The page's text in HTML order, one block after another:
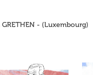
GRETHEN - (Luxembourg)